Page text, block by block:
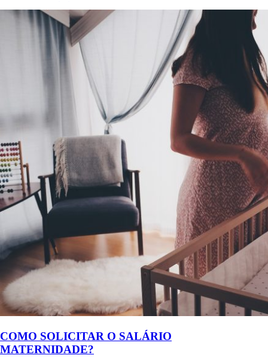
COMO SOLICITAR O SALÁRIO
MATERNIDADE?